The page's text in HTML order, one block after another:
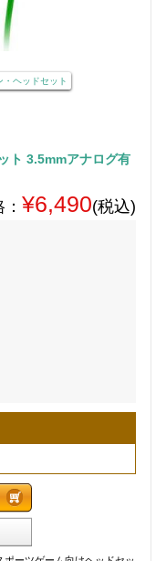
・ヘッドセット
ト 3.5mmアナログ有
¥6,490(税込)